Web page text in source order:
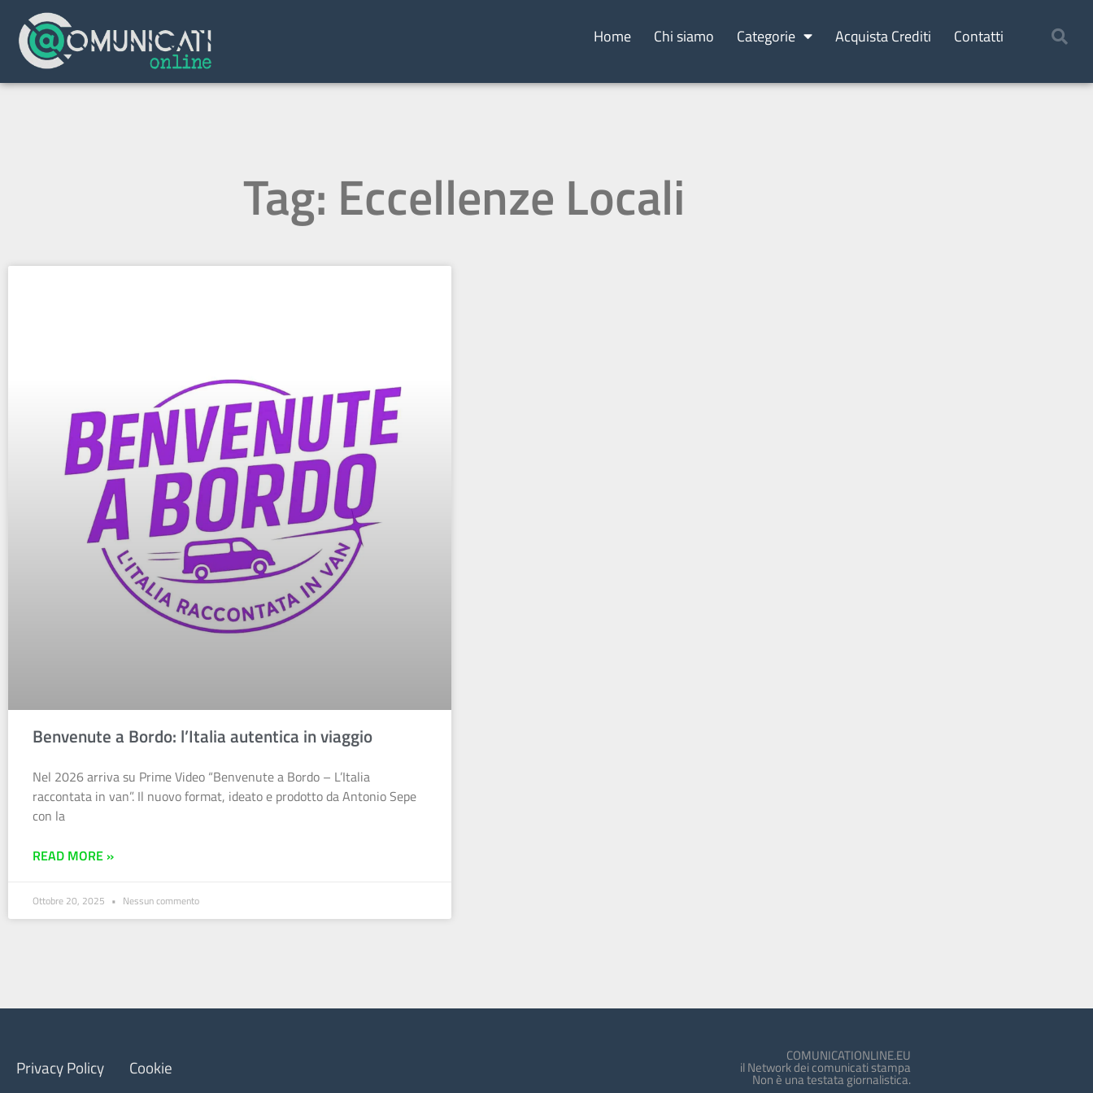
Home Chi siamo Categorie Acquista Crediti Contatti
Tag: Eccellenze Locali
Benvenute a Bordo: l’Italia autentica in viaggio
Nel 2026 arriva su Prime Video “Benvenute a Bordo – L’Italia
raccontata in van”. Il nuovo format, ideato e prodotto da Antonio Sepe
con la
READ MORE »
Ottobre 20, 2025 Nessun commento
Privacy Policy Cookie COMUNICATIONLINE.EU
il Network dei comunicati stampa
Non è una testata giornalistica.